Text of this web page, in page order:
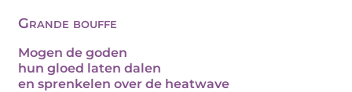
Grande bouffe
Mogen de goden
hun gloed laten dalen
en sprenkelen over de heatwave